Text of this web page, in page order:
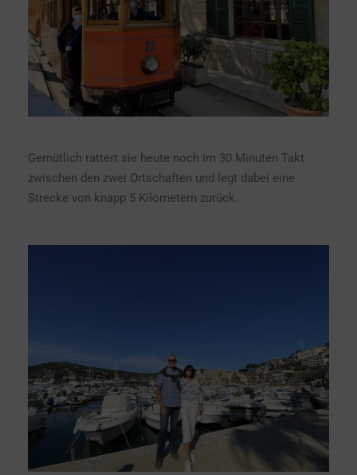
Gemütlich rattert sie heute noch im 30 Minuten Takt
zwischen den zwei Ortschaften und legt dabei eine
Strecke von knapp 5 Kilometern zurück.